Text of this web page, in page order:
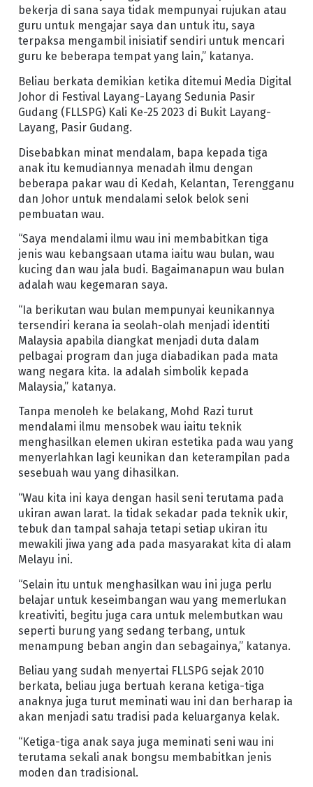
bekerja di sana saya tidak mempunyai rujukan atau
guru untuk mengajar saya dan untuk itu, saya
terpaksa mengambil inisiatif sendiri untuk mencari
guru ke beberapa tempat yang lain,” katanya.
Beliau berkata demikian ketika ditemui Media Digital
Johor di Festival Layang-Layang Sedunia Pasir
Gudang (FLLSPG) Kali Ke-25 2023 di Bukit Layang-
Layang, Pasir Gudang.
Disebabkan minat mendalam, bapa kepada tiga
anak itu kemudiannya menadah ilmu dengan
beberapa pakar wau di Kedah, Kelantan, Terengganu
dan Johor untuk mendalami selok belok seni
pembuatan wau.
“Saya mendalami ilmu wau ini membabitkan tiga
jenis wau kebangsaan utama iaitu wau bulan, wau
kucing dan wau jala budi. Bagaimanapun wau bulan
adalah wau kegemaran saya.
“Ia berikutan wau bulan mempunyai keunikannya
tersendiri kerana ia seolah-olah menjadi identiti
Malaysia apabila diangkat menjadi duta dalam
pelbagai program dan juga diabadikan pada mata
wang negara kita. Ia adalah simbolik kepada
Malaysia,” katanya.
Tanpa menoleh ke belakang, Mohd Razi turut
mendalami ilmu mensobek wau iaitu teknik
menghasilkan elemen ukiran estetika pada wau yang
menyerlahkan lagi keunikan dan keterampilan pada
sesebuah wau yang dihasilkan.
“Wau kita ini kaya dengan hasil seni terutama pada
ukiran awan larat. Ia tidak sekadar pada teknik ukir,
tebuk dan tampal sahaja tetapi setiap ukiran itu
mewakili jiwa yang ada pada masyarakat kita di alam
Melayu ini.
“Selain itu untuk menghasilkan wau ini juga perlu
belajar untuk keseimbangan wau yang memerlukan
kreativiti, begitu juga cara untuk melembutkan wau
seperti burung yang sedang terbang, untuk
menampung beban angin dan sebagainya,” katanya.
Beliau yang sudah menyertai FLLSPG sejak 2010
berkata, beliau juga bertuah kerana ketiga-tiga
anaknya juga turut meminati wau ini dan berharap ia
akan menjadi satu tradisi pada keluarganya kelak.
“Ketiga-tiga anak saya juga meminati seni wau ini
terutama sekali anak bongsu membabitkan jenis
moden dan tradisional.